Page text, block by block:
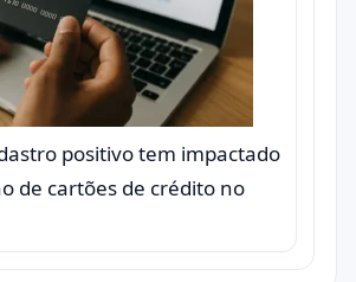
positivo tem impactado
de cartões de crédito no